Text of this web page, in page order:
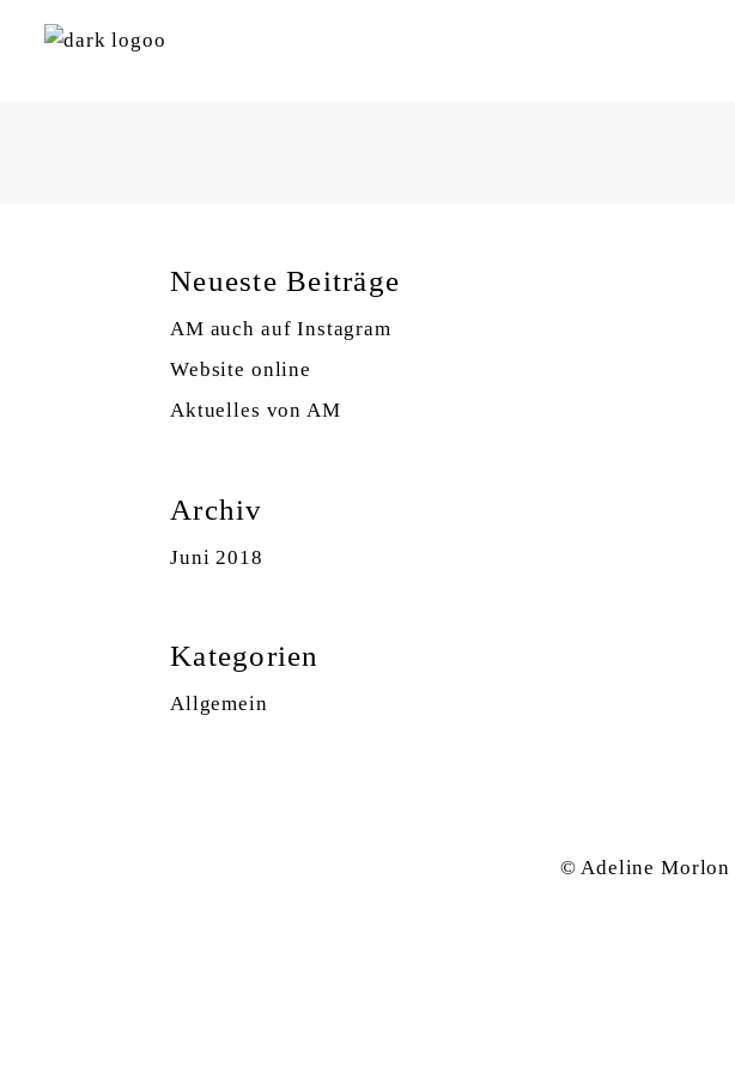
Neueste Beiträge
AM auch auf Instagram
Website online
Aktuelles von AM
Archiv
Juni 2018
Kategorien
Allgemein
© Adeline Morlon